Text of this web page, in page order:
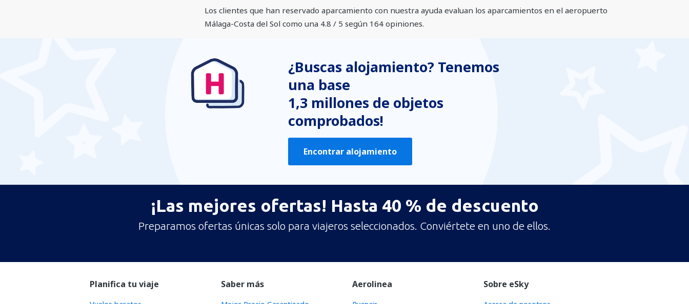
Los clientes que han reservado aparcamiento con nuestra ayuda evaluan los aparcamientos en el aeropuerto
Málaga-Costa del Sol como una 4.8 / 5 según 164 opiniones.
¿Buscas alojamiento? Tenemos
una base
1,3 millones de objetos
comprobados!
Encontrar alojamiento
¡Las mejores ofertas! Hasta 40 % de descuento
Preparamos ofertas únicas solo para viajeros seleccionados. Conviértete en uno de ellos.
Planifica tu viaje Saber más Aerolinea Sobre eSky